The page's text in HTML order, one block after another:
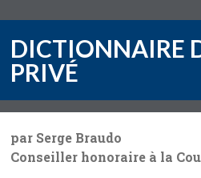
DICTIONNAIRE
PRIVÉ
par Serge Braudo
Conseiller honoraire à la